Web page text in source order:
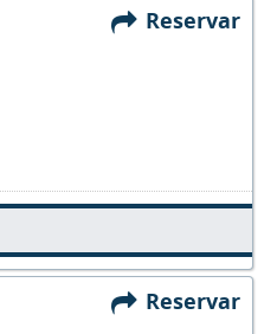
Reservar
Reservar